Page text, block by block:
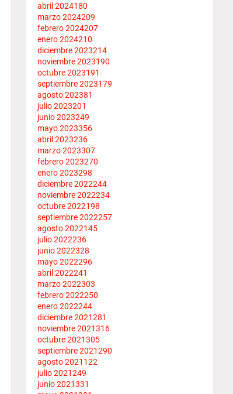
abril 2024180
marzo 2024209
febrero 2024207
enero 2024210
diciembre 2023214
noviembre 2023190
octubre 2023191
septiembre 2023179
agosto 202381
julio 2023201
junio 2023249
mayo 2023356
abril 2023236
marzo 2023307
febrero 2023270
enero 2023298
diciembre 2022244
noviembre 2022234
octubre 2022198
septiembre 2022257
agosto 2022145
julio 2022236
junio 2022328
mayo 2022296
abril 2022241
marzo 2022303
febrero 2022250
enero 2022244
diciembre 2021281
noviembre 2021316
octubre 2021305
septiembre 2021290
agosto 2021 122
julio 2021249
junio 2021331